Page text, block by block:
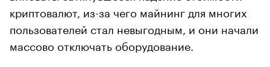
криптовалют, из-за чего майнинг для многих
пользователей стал невыгодным, и они начали
массово отключать оборудование.